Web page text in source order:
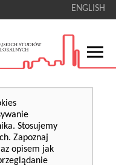
ENGLISH
Stosujemy
Zapoznaj
opisem jak